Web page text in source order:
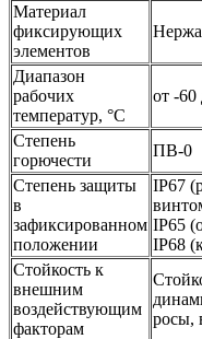
Материал
фиксирующих
элементов
Диапазон
рабочих
температур, °С
от -60
Степень
горючести
ПВ-0
Степень защиты
в
зафиксированном
положении
IP67
IP65
IP68
Стойкость к
внешним
воздействующим
факторам
росы,